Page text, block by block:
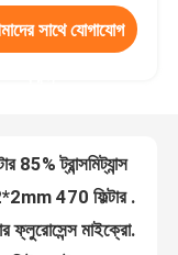
সাথে যোগাযোগ
85% ট্রান্সমিট্যান্স
470nm পেশাদার
ফসফরাস সনাক্তকরণের জন্য লং লাইফ ইনফ্রারেড ব্যান্ডপাস ফিল্টার 530nm
অতিবেগুনী ডিটেক্টর 450nm দৃশ্যমান ব্যান্ডপাস ফিল্টার 65 ট্রান্সমিট্যান্স